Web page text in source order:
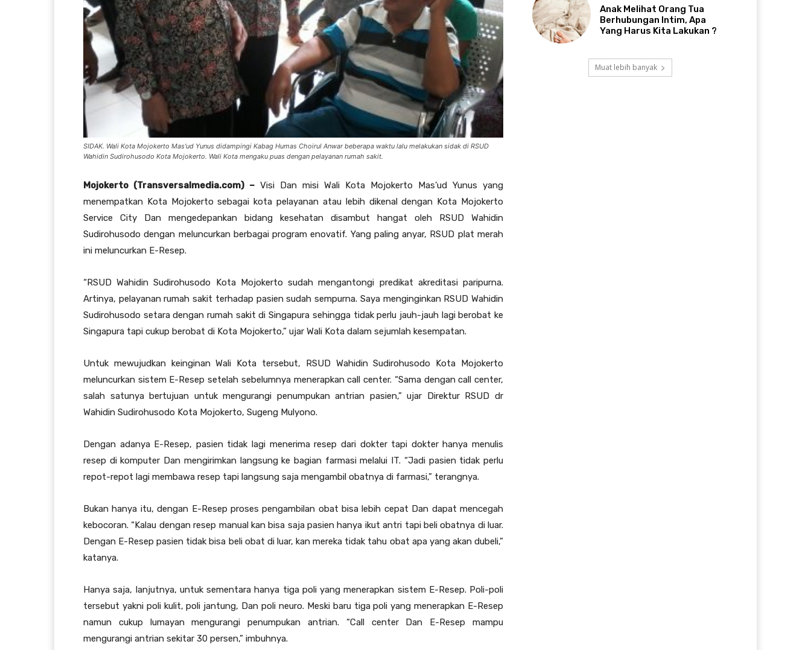
SIDAK. Wali Kota Mojokerto Mas'ud Yunus didampingi Kabag Humas Choirul Anwar beberapa waktu lalu melakukan sidak di RSUD
Wahidin Sudirohusodo Kota Mojokerto. Wali Kota mengaku puas dengan pelayanan rumah sakit.
Mojokerto (Transversalmedia.com) – Visi Dan misi Wali Kota Mojokerto Mas’ud Yunus yang
menempatkan Kota Mojokerto sebagai kota pelayanan atau lebih dikenal dengan Kota Mojokerto
Service City Dan mengedepankan bidang kesehatan disambut hangat oleh RSUD Wahidin
Sudirohusodo dengan meluncurkan berbagai program enovatif. Yang paling anyar, RSUD plat merah
ini meluncurkan E-Resep.
“RSUD Wahidin Sudirohusodo Kota Mojokerto sudah mengantongi predikat akreditasi paripurna.
Artinya, pelayanan rumah sakit terhadap pasien sudah sempurna. Saya menginginkan RSUD Wahidin
Sudirohusodo setara dengan rumah sakit di Singapura sehingga tidak perlu jauh-jauh lagi berobat ke
Singapura tapi cukup berobat di Kota Mojokerto,” ujar Wali Kota dalam sejumlah kesempatan.
Untuk mewujudkan keinginan Wali Kota tersebut, RSUD Wahidin Sudirohusodo Kota Mojokerto
meluncurkan sistem E-Resep setelah sebelumnya menerapkan call center. “Sama dengan call center,
salah satunya bertujuan untuk mengurangi penumpukan antrian pasien,” ujar Direktur RSUD dr
Wahidin Sudirohusodo Kota Mojokerto, Sugeng Mulyono.
Dengan adanya E-Resep, pasien tidak lagi menerima resep dari dokter tapi dokter hanya menulis
resep di komputer Dan mengirimkan langsung ke bagian farmasi melalui IT. “Jadi pasien tidak perlu
repot-repot lagi membawa resep tapi langsung saja mengambil obatnya di farmasi,” terangnya.
Bukan hanya itu, dengan E-Resep proses pengambilan obat bisa lebih cepat Dan dapat mencegah
kebocoran. “Kalau dengan resep manual kan bisa saja pasien hanya ikut antri tapi beli obatnya di luar.
Dengan E-Resep pasien tidak bisa beli obat di luar, kan mereka tidak tahu obat apa yang akan dubeli,”
katanya.
Hanya saja, lanjutnya, untuk sementara hanya tiga poli yang menerapkan sistem E-Resep. Poli-poli
tersebut yakni poli kulit, poli jantung, Dan poli neuro. Meski baru tiga poli yang menerapkan E-Resep
namun cukup lumayan mengurangi penumpukan antrian. “Call center Dan E-Resep mampu
mengurangi antrian sekitar 30 persen,” imbuhnya.
Anak Melihat Orang Tua
Berhubungan Intim, Apa
Yang Harus Kita Lakukan ?
Muat lebih banyak